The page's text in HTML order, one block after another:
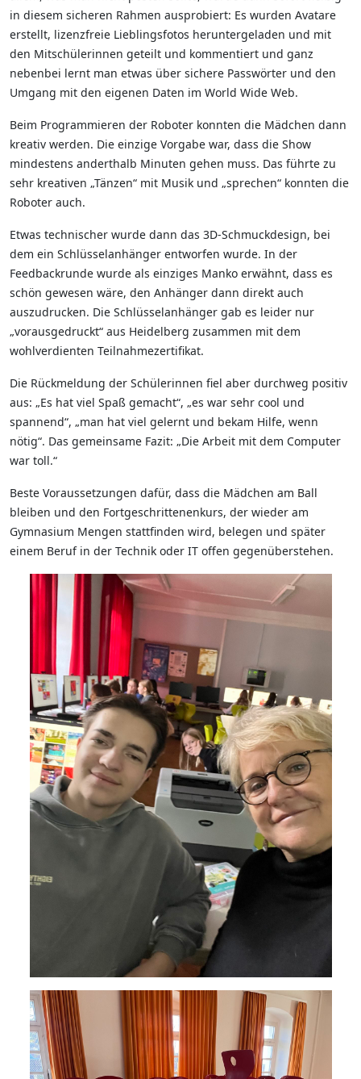
in diesem sicheren Rahmen ausprobiert: Es wurden Avatare
erstellt, lizenzfreie Lieblingsfotos heruntergeladen und mit
den Mitschülerinnen geteilt und kommentiert und ganz
nebenbei lernt man etwas über sichere Passwörter und den
Umgang mit den eigenen Daten im World Wide Web.
Beim Programmieren der Roboter konnten die Mädchen dann
kreativ werden. Die einzige Vorgabe war, dass die Show
mindestens anderthalb Minuten gehen muss. Das führte zu
sehr kreativen „Tänzen“ mit Musik und „sprechen“ konnten die
Roboter auch.
Etwas technischer wurde dann das 3D-Schmuckdesign, bei
dem ein Schlüsselanhänger entworfen wurde. In der
Feedbackrunde wurde als einziges Manko erwähnt, dass es
schön gewesen wäre, den Anhänger dann direkt auch
auszudrucken. Die Schlüsselanhänger gab es leider nur
„vorausgedruckt“ aus Heidelberg zusammen mit dem
wohlverdienten Teilnahmezertifikat.
Die Rückmeldung der Schülerinnen fiel aber durchweg positiv
aus: „Es hat viel Spaß gemacht“, „es war sehr cool und
spannend“, „man hat viel gelernt und bekam Hilfe, wenn
nötig“. Das gemeinsame Fazit: „Die Arbeit mit dem Computer
war toll.“
Beste Voraussetzungen dafür, dass die Mädchen am Ball
bleiben und den Fortgeschrittenenkurs, der wieder am
Gymnasium Mengen stattfinden wird, belegen und später
einem Beruf in der Technik oder IT offen gegenüberstehen.